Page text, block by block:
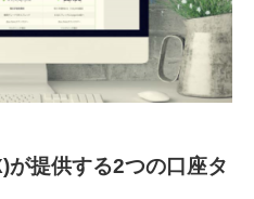
が提供する2つの口座タ